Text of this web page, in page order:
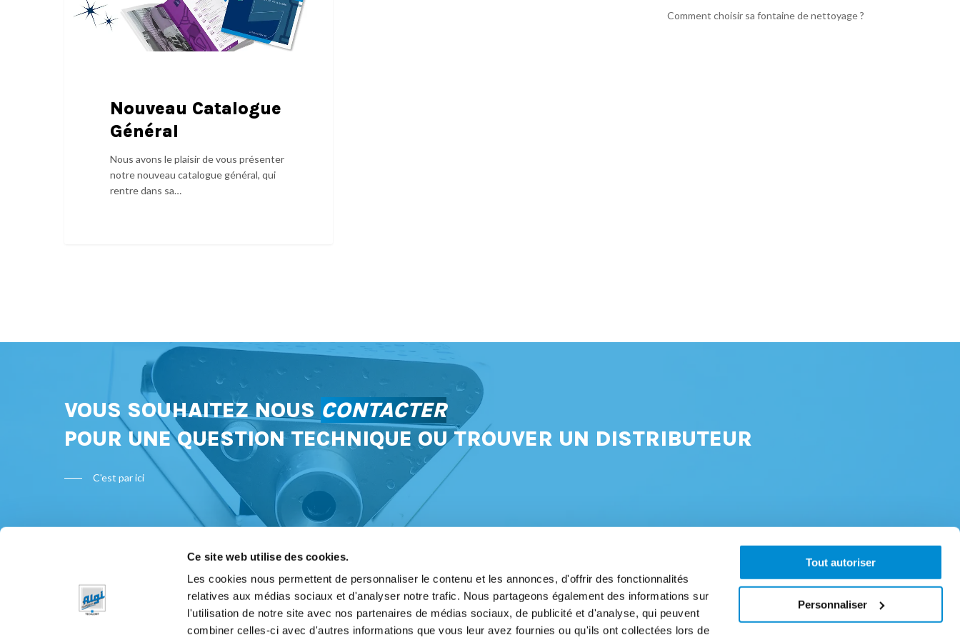
Ce site web utilise des cookies.
Les cookies nous permettent de personnaliser le contenu et les annonces, d'offrir des fonctionnalités
relatives aux médias sociaux et d'analyser notre trafic. Nous partageons également des informations sur
l'utilisation de notre site avec nos partenaires de médias sociaux, de publicité et d'analyse, qui peuvent
combiner celles-ci avec d'autres informations que vous leur avez fournies ou qu'ils ont collectées lors de
Tout autoriser
Personnaliser
Nouveau Catalogue
Général
Nous avons le plaisir de vous présenter
notre nouveau catalogue général, qui
rentre dans sa…
Comment choisir sa fontaine de nettoyage ?
VOUS SOUHAITEZ NOUS CONTACTER
POUR UNE QUESTION TECHNIQUE OU TROUVER UN DISTRIBUTEUR
C'est par ici
Bon à savoir
Mentions légales
À propos
Notre priorité pour la qualité et la fiabilité